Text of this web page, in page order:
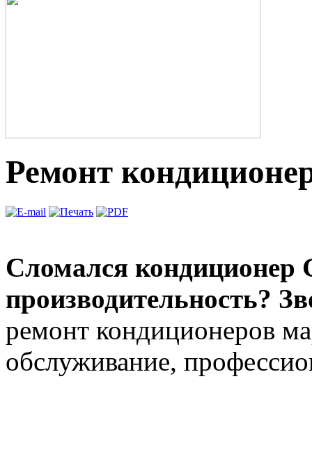
Ремонт
Сломался кондиционер
производительность?
ремонт кондиционеров
обслуживание,